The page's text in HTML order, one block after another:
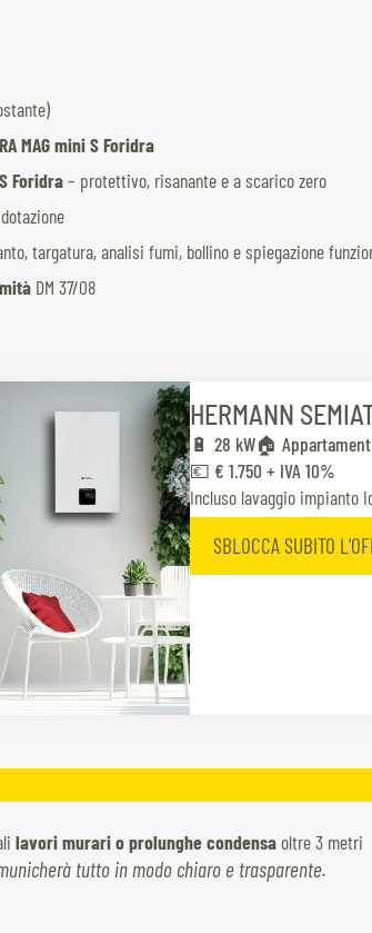
MAG mini S Foridra
Foridra– protettivo, risanante e a scarico zero
targatura, analisi fumi, bollino e spiegazione
DM 37/08
HERMANN
🔋 28 kW🏠
💶 € 1.750 + IVA 10%
Incluso lavaggio impianto
SBLOCCA SUBITO
lavori murari o prolunghe condensaoltre 3 metri
tutto in modo chiaro e trasparente.